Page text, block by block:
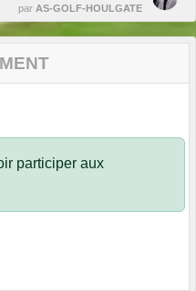
par AS-GOLF-HOULGATE
participer aux